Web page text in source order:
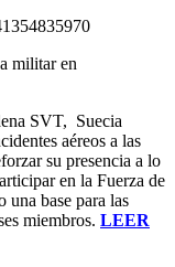
militar en
SVT, Suecia
aéreos a las
su presencia a lo
en la Fuerza de
una base para las
miembros. LEER